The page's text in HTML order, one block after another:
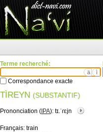
Terme recherché:
ä ì
Correspondance exacte
TÌREYN (SUBSTANTIF)
Prononciation ( IPA): tɪ.ˈɾɛjn
Français: train